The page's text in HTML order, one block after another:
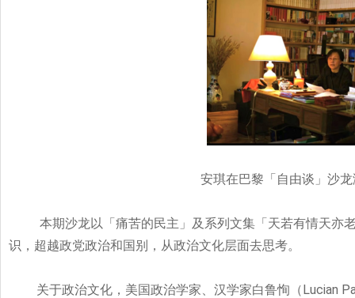
安琪在巴黎「自由谈」沙
本期沙龙以「痛苦的民主」及系列文集「天若有情天亦
识，超越政党政治和国别，从政治文化层面去思考。
关于政治文化，美国政治学家、汉学家白鲁恂（Lucian